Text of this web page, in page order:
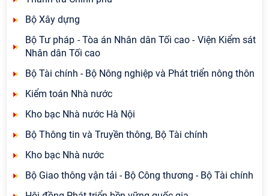
Bộ Xây dựng
Bộ Tư pháp - Tòa án Nhân dân Tối cao - Viện Kiểm sát
Nhân dân Tối cao
Bộ Tài chính - Bộ Nông nghiệp và Phát triển nông thôn
Kiểm toán Nhà nước
Kho bạc Nhà nước Hà Nội
Bộ Thông tin và Truyền thông, Bộ Tài chính
Kho bạc Nhà nước
Bộ Giao thông vận tải - Bộ Công thương - Bộ Tài chính